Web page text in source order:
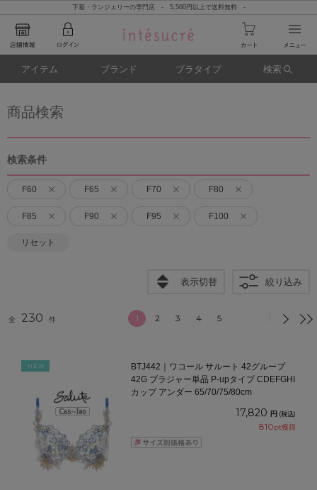
下着・ランジェリーの専門店 - 5,500円以上で送料無料 -
アイテム ブランド ブラタイプ 検索
商品検索
検索条件
F60 F65 F70 F80
F85 F90 F95 F100
リセット
表示切替 絞り込み
全 230 件 1 2 3 4 5
NEW
BTJ442｜ワコール サルート 42グループ
42G ブラジャー単品 P-upタイプ CDEFGHI
カップ アンダー 65/70/75/80cm
17,820 円 (税込)
810pt獲得